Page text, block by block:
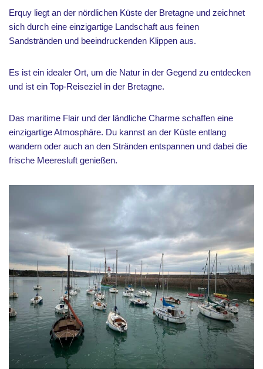
Erquy liegt an der nördlichen Küste der Bretagne und zeichnet
sich durch eine einzigartige Landschaft aus feinen
Sandstränden und beeindruckenden Klippen aus.
Es ist ein idealer Ort, um die Natur in der Gegend zu entdecken
und ist ein Top-Reiseziel in der Bretagne.
Das maritime Flair und der ländliche Charme schaffen eine
einzigartige Atmosphäre. Du kannst an der Küste entlang
wandern oder auch an den Stränden entspannen und dabei die
frische Meeresluft genießen.